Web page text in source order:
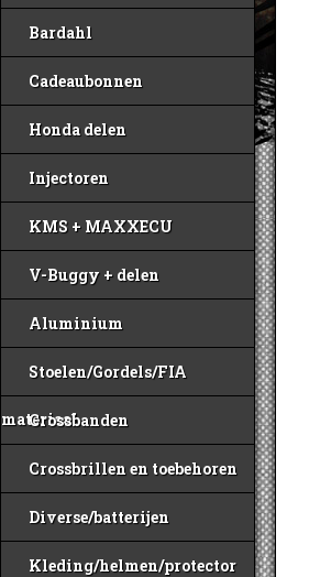
Bardahl
Cadeaubonnen
Honda delen
Injectoren
KMS + MAXXECU
V-Buggy + delen
Aluminium
Stoelen/Gordels/FIA
materiaal
Crossbanden
Crossbrillen en toebehoren
Diverse/batterijen
Kleding/helmen/protector